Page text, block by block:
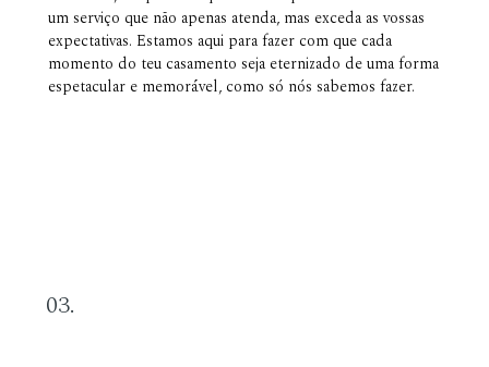
um serviço que não apenas atenda, mas exceda as vossas
expectativas. Estamos aqui para fazer com que cada
momento do teu casamento seja eternizado de uma forma
espetacular e memorável, como só nós sabemos fazer.
03.